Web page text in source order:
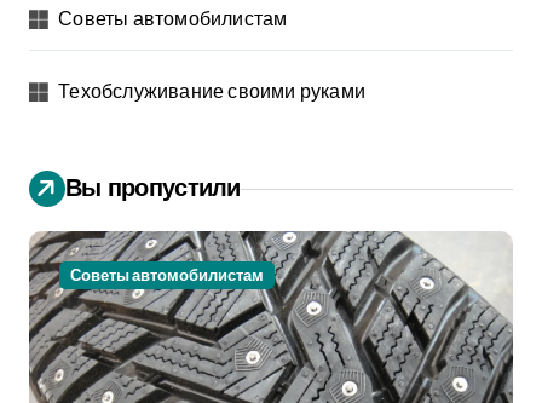
Советы автомобилистам
Техобслуживание своими руками
Вы пропустили
Советы автомобилистам